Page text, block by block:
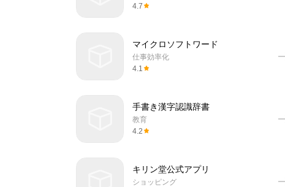
4.7
マイクロソフトワード
仕事効率化
4.1
手書き漢字認識辞書
教育
4.2
キリン堂公式アプリ
ショッピング